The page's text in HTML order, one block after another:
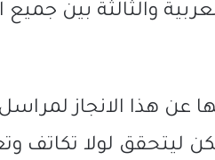
والثالثة بين
عن هذا الانجاز
ليتحقق لولا تكاتف